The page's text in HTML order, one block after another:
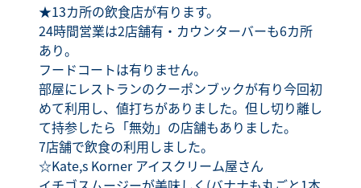
★13カ所の飲食店が有ります。
24時間営業は2店舗有・カウンターバーも6カ所
あり。
フードコートは有りません。
部屋にレストランのクーポンブックが有り今回初
めて利用し、値打ちがありました。但し切り離し
て持参したら「無効」の店舗もありました。
7店舗で飲食の利用しました。
☆Kate,s Korner アイスクリーム屋さん